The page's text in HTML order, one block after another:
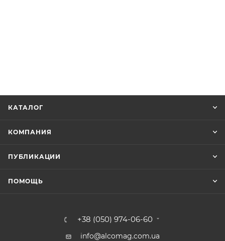
КАТАЛОГ
КОМПАНИЯ
ПУБЛИКАЦИИ
ПОМОЩЬ
+38 (050) 974-06-60
info@alcomag.com.ua